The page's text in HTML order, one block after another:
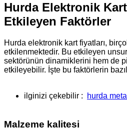
Hurda Elektronik Kart
Etkileyen Faktörler
Hurda elektronik kart fiyatları,
etkilenmektedir. Bu etkileyen
sektörünün dinamiklerini hem de
etkileyebilir. İşte bu faktörlerin
ilginizi çekebilir : hurda
Malzeme kalitesi